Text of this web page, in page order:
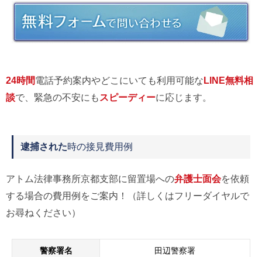
24時間電話予約案内やどこにいても利用可能なLINE無料相
談で、緊急の不安にも スピーディーに応じます。
逮捕された時の接見費用例
アトム法律事務所京都支部に留置場への弁護士面会を依頼
する場合の費用例をご案内！（詳しくはフリーダイヤルで
お尋ねください）
警察署名 田辺警察署